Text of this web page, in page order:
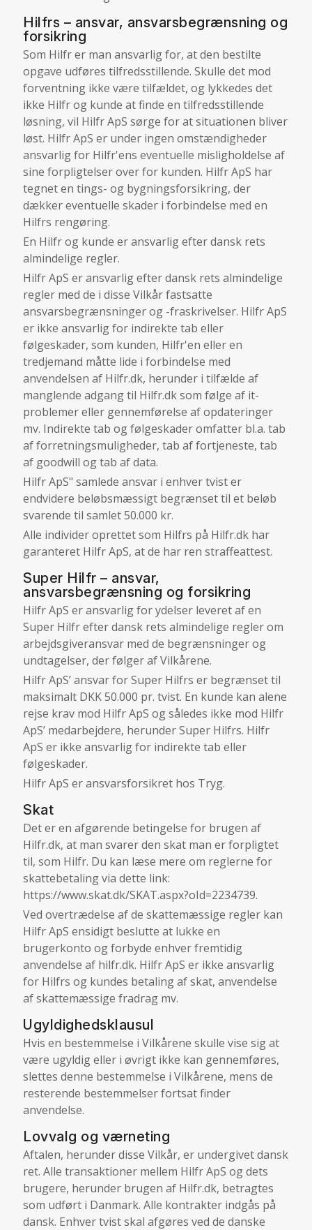
Hilfrs – ansvar, ansvarsbegrænsning og
forsikring
Som Hilfr er man ansvarlig for, at den bestilte
opgave udføres tilfredsstillende. Skulle det mod
forventning ikke være tilfældet, og lykkedes det
ikke Hilfr og kunde at finde en tilfredsstillende
løsning, vil Hilfr ApS sørge for at situationen bliver
løst. Hilfr ApS er under ingen omstændigheder
ansvarlig for Hilfr'ens eventuelle misligholdelse af
sine forpligtelser over for kunden. Hilfr ApS har
tegnet en tings- og bygningsforsikring, der
dækker eventuelle skader i forbindelse med en
Hilfrs rengøring.
En Hilfr og kunde er ansvarlig efter dansk rets
almindelige regler.
Hilfr ApS er ansvarlig efter dansk rets almindelige
regler med de i disse Vilkår fastsatte
ansvarsbegrænsninger og -fraskrivelser. Hilfr ApS
er ikke ansvarlig for indirekte tab eller
følgeskader, som kunden, Hilfr'en eller en
tredjemand måtte lide i forbindelse med
anvendelsen af Hilfr.dk, herunder i tilfælde af
manglende adgang til Hilfr.dk som følge af it-
problemer eller gennemførelse af opdateringer
mv. Indirekte tab og følgeskader omfatter bl.a. tab
af forretningsmuligheder, tab af fortjeneste, tab
af goodwill og tab af data.
Hilfr ApS" samlede ansvar i enhver tvist er
endvidere beløbsmæssigt begrænset til et beløb
svarende til samlet 50.000 kr.
Alle individer oprettet som Hilfrs på Hilfr.dk har
garanteret Hilfr ApS, at de har ren straffeattest.
Super Hilfr – ansvar,
ansvarsbegrænsning og forsikring
Hilfr ApS er ansvarlig for ydelser leveret af en
Super Hilfr efter dansk rets almindelige regler om
arbejdsgiveransvar med de begrænsninger og
undtagelser, der følger af Vilkårene.
Hilfr ApS’ ansvar for Super Hilfrs er begrænset til
maksimalt DKK 50.000 pr. tvist. En kunde kan alene
rejse krav mod Hilfr ApS og således ikke mod Hilfr
ApS’ medarbejdere, herunder Super Hilfrs. Hilfr
ApS er ikke ansvarlig for indirekte tab eller
følgeskader.
Hilfr ApS er ansvarsforsikret hos Tryg.
Skat
Det er en afgørende betingelse for brugen af
Hilfr.dk, at man svarer den skat man er forpligtet
til, som Hilfr. Du kan læse mere om reglerne for
skattebetaling via dette link:
https://www.skat.dk/SKAT.aspx?oId=2234739.
Ved overtrædelse af de skattemæssige regler kan
Hilfr ApS ensidigt beslutte at lukke en
brugerkonto og forbyde enhver fremtidig
anvendelse af hilfr.dk. Hilfr ApS er ikke ansvarlig
for Hilfrs og kundes betaling af skat, anvendelse
af skattemæssige fradrag mv.
Ugyldighedsklausul
Hvis en bestemmelse i Vilkårene skulle vise sig at
være ugyldig eller i øvrigt ikke kan gennemføres,
slettes denne bestemmelse i Vilkårene, mens de
resterende bestemmelser fortsat finder
anvendelse.
Lovvalg og værneting
Aftalen, herunder disse Vilkår, er undergivet dansk
ret. Alle transaktioner mellem Hilfr ApS og dets
brugere, herunder brugen af Hilfr.dk, betragtes
som udført i Danmark. Alle kontrakter indgås på
dansk. Enhver tvist skal afgøres ved de danske